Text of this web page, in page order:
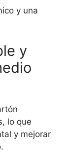
y una
y
lo que
y mejorar